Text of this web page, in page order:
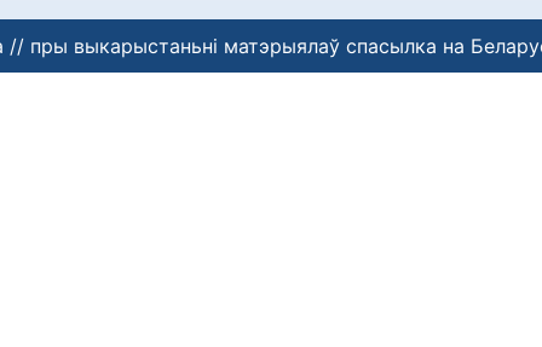
// пры выкарыстаньні матэрыялаў спасылка на